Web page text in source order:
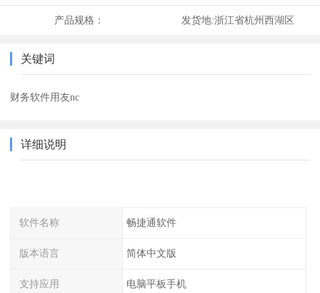
产品规格： 发货地:浙江省杭州西湖区
关键词
财务软件用友nc
详细说明
软件名称 畅捷通软件
版本语言 简体中文版
支持应用 电脑平板手机